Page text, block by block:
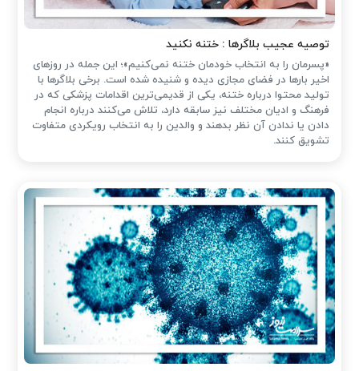
توصیه عجیب بلاگرها : ختنه نکنید
«پسرمان را به انتخاب خودمان ختنه نمی‌کنیم»؛ این جمله در روزهای
اخیر بارها در فضای مجازی دیده و شنیده شده است. برخی بلاگرها با
تولید محتوا درباره ختنه، یکی از قدیمی‌ترین اقدامات پزشکی که در
فرهنگ و ادیان مختلف نیز سابقه دارد، تلاش می‌کنند درباره انجام
دادن یا ندادن آن نظر بدهند و والدین را به انتخاب رویکردی متفاوت
تشویق کنند.